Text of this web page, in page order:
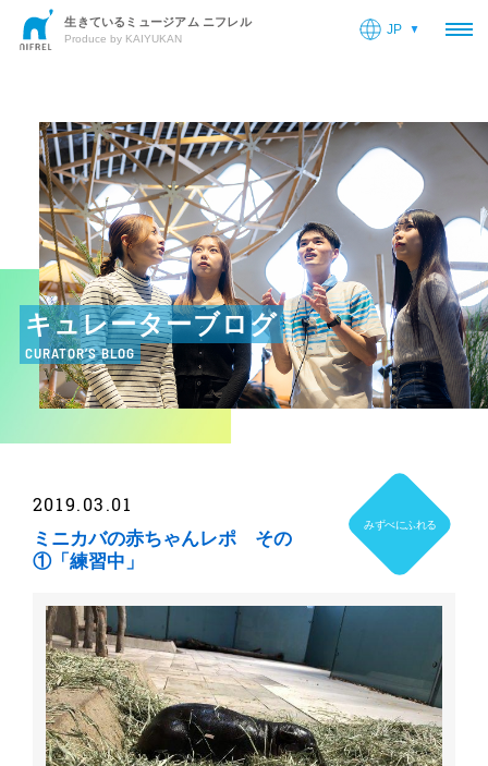
生きているミュージアム ニフレル
Produce by KAIYUKAN
JP
キュレーターブログ
CURATOR’S BLOG
みずべにふれる
2019.03.01
ミニカバの赤ちゃんレポ その
①「練習中」